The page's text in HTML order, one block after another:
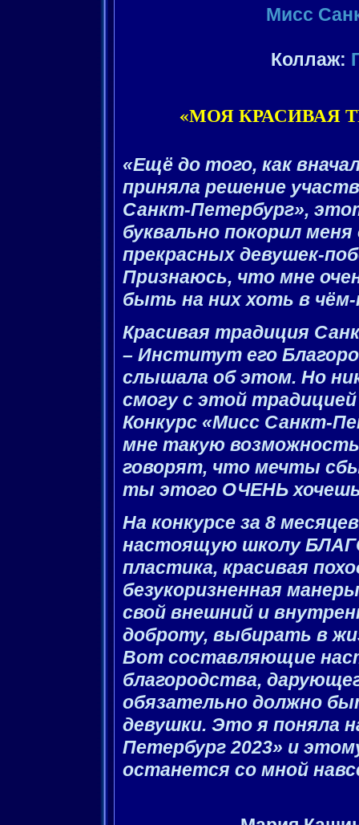
Мисс
Коллаж:
«МОЯ КРАСИВАЯ
«Ещё до того, как
приняла решение
Санкт-Петербург»,
буквально покорил меня
прекрасных девушек-
Признаюсь, что мне
быть на них хоть в
Красивая традиция
– Институт его
слышала об этом. Но
смогу с этой
Конкурс «Мисс Санкт-
мне такую
говорят, что мечты
ты этого ОЧЕНЬ
На конкурсе за 8
настоящую школу
пластика, красивая
безукоризненная
свой внешний и
доброту, выбирать в
Вот составляющие
благородства,
обязательно должно
девушки. Это я поняла
Петербург 2023» и
останется со мной